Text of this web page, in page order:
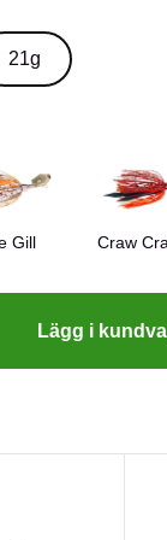
1 pcs. 11g, 16g
21g
Gill Craw
Lägg i